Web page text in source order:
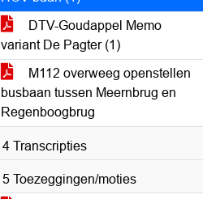
DTV-Goudappel Memo
variant De Pagter (1)
M112 overweeg openstellen
busbaan tussen Meernbrug en
Regenboogbrug
4 Transcripties
5 Toezeggingen/moties